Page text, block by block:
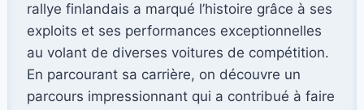
rallye finlandais a marqué l’histoire grâce à ses
exploits et ses performances exceptionnelles
au volant de diverses voitures de compétition.
En parcourant sa carrière, on découvre un
parcours impressionnant qui a contribué à faire